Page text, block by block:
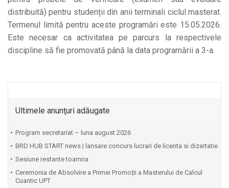
distribuită) pentru studenții din anii terminali ciclul masterat.
Termenul limită pentru aceste programări este 15.05.2026.
Este necesar ca activitatea pe parcurs la respectivele
discipline să fie promovată până la data programării a 3-a.
Ultimele anunţuri adăugate
Program secretariat – luna august 2026
BRD HUB START news | lansare concurs lucrari de licenta si dizertatie
Sesiune restante toamna
Ceremonia de Absolvire a Primei Promoții a Masterului de Calcul
Cuantic UPT